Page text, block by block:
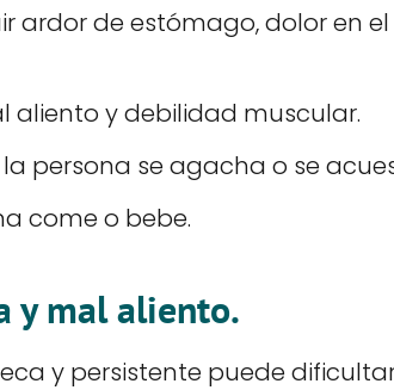
ardor de estómago, dolor en
aliento y debilidad muscular.
persona se agacha o se
come o bebe.
y mal aliento.
y persistente puede